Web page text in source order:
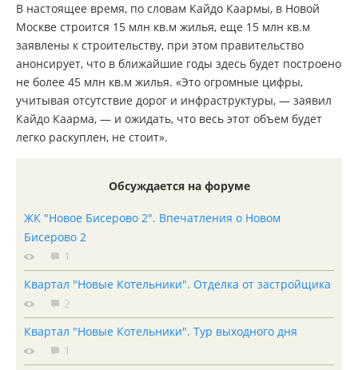
В настоящее время, по словам Кайдо Каармы, в Новой
Москве строится 15 млн кв.м жилья, еще 15 млн кв.м
заявлены к строительству, при этом правительство
анонсирует, что в ближайшие годы здесь будет построено
не более 45 млн кв.м жилья. «Это огромные цифры,
учитывая отсутствие дорог и инфраструктуры, — заявил
Кайдо Каарма, — и ожидать, что весь этот объем будет
легко раскуплен, не стоит».
Обсуждается на форуме
ЖК "Новое Бисерово 2". Впечатления о Новом
Бисерово 2
1
Квартал "Новые Котельники". Отделка от застройщика
2
Квартал "Новые Котельники". Тур выходного дня
1